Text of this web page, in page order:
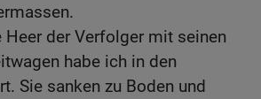
Heer der Verfolger mit seinen
habe ich in den
Sie sanken zu Boden und